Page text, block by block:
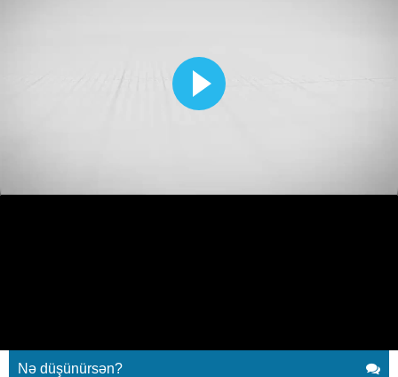
Moped sürən gənc yolun
Nə düşünürsən?